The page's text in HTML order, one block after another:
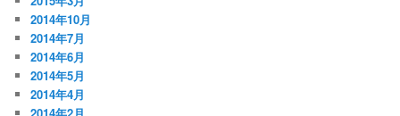
2014年10月
2014年7月
2014年6月
2014年5月
2014年4月
2014年2月